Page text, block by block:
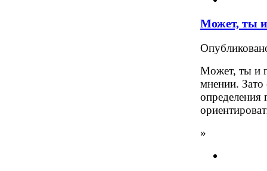
Может, ты и
Может, ты и
мнении. Зато
определения
»